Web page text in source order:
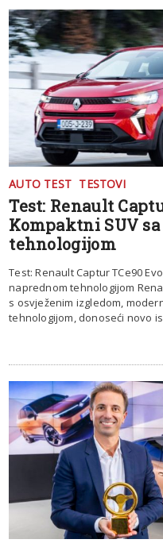
AUTO TEST TESTOVI
Test: Renault
Kompaktni SUV
tehnologijom
Test: Renault Captur TCe90
naprednom tehnologijom
s osvježenim izgledom,
tehnologijom, donoseći novo